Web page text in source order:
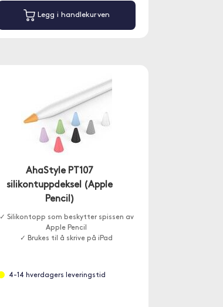
Legg i handlekurven
AhaStyle PT107
silikontuppdeksel (Apple
Pencil)
✓ Silikontopp som beskytter spissen av
Apple Pencil
✓ Brukes til å skrive på iPad
4-14 hverdagers leveringstid